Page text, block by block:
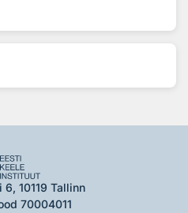
6, 10119 Tallinn
70004011